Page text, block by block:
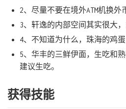
2、尽量不要在境外ATM机换外
3、轩逸的内部空间其实很大，
4、不知道为什么，珠海的鸡
5、华丰的三鲜伊面，生吃和
建议生吃。
获得技能